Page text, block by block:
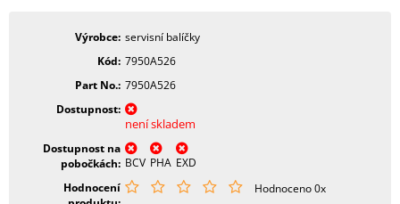
Výrobce servisní balíčky
Kód 7950A526
Part No. 7950A526
Dostupnost
není skladem
Dostupnost na
pobočkách BCV PHA EXD
Hodnocení
Hodnoceno 0x